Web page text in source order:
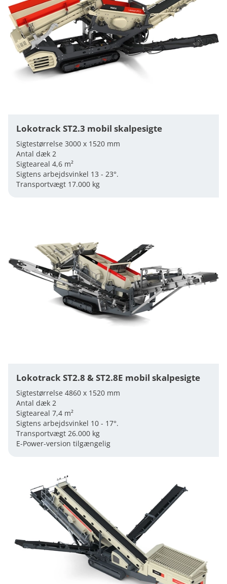
Lokotrack ST2.3 mobil skalpesigte
Sigtestørrelse 3000 x 1520 mm
Antal dæk 2
Sigteareal 4,6 m²
Sigtens arbejdsvinkel 13 - 23°.
Transportvægt 17.000 kg
Lokotrack ST2.8 & ST2.8E mobil skalpesigte
Sigtestørrelse 4860 x 1520 mm
Antal dæk 2
Sigteareal 7,4 m²
Sigtens arbejdsvinkel 10 - 17°.
Transportvægt 26.000 kg
E-Power-version tilgængelig